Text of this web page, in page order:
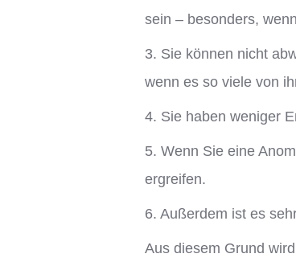
sein – besonders,
3. Sie können nicht
wenn es so viele von
4. Sie haben weniger
5. Wenn Sie eine
ergreifen.
6. Außerdem ist es
Aus diesem Grund